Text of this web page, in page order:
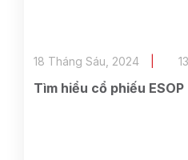
Tìm hiểu cổ phiếu ESOP
18 Tháng Sáu, 2024